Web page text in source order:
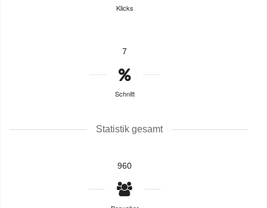
Klicks
7
Schnitt
Statistik gesamt
960